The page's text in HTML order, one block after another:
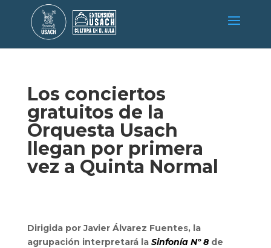
Los conciertos
gratuitos de la
Orquesta Usach
llegan por primera
vez a Quinta Normal
Dirigida por Javier Álvarez Fuentes, la
agrupación interpretará la Sinfonía Nº 8de